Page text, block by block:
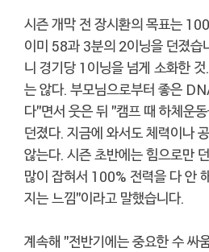
시즌 개막 전 장시환의 목표는
이미 58과 3분의 2이닝을 던졌습
니 경기당 1이닝을 넘게 소화한
는 않다. 부모님으로부터 좋은
다"면서 웃은 뒤 "캠프 때 하체운
던졌다. 지금에 와서도 체력이나
않는다. 시즌 초반에는 힘으로만
많이 잡혀서 100% 전력을 다 안
지는 느낌"이라고 말했습니다.
계속해 "전반기에는 중요한 수 싸